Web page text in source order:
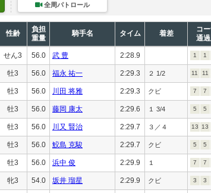
全周パトロール
性齢
負担
重量
騎手名 タイム 着差
コ
通
せん3 56.0 武 豊 2:28.9 1 1
牡3 56.0 福永 祐一 2:29.3 ２ 1/2 11 11
牡3 56.0 川田 将雅 2:29.3 クビ 7 7
牡3 56.0 藤岡 康太 2:29.6 １ 3/4 5 5
牡3 56.0 川又 賢治 2:29.7 ３／４ 13 13
牡3 56.0 鮫島 克駿 2:29.7 クビ 5 5
牡3 56.0 浜中 俊 2:29.9 １ 7 7
牝3 54.0 坂井 瑠星 2:29.9 クビ 3 3